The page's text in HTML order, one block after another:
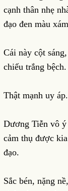
cạnh thân nhẹ
đạo đen màu
Cái này cột
chiếu trắng bệch.
Thật mạnh uy
Dương Tiễn vô
cảm thụ được
đạo.
Sắc bén, nặng